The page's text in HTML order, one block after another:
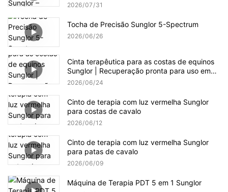
2026 07 31
Tocha de Precisão Sunglor 5-Spectrum
2026 06 26
Cinta terapêutica para as costas de equinos
Sunglor | Recuperação pronta para uso em
campo
2026 06 24
Cinto de terapia com luz vermelha Sunglor
para costas de cavalo
2026 06 12
Cinto de terapia com luz vermelha Sunglor
para patas de cavalo
2026 06 09
Máquina de Terapia PDT 5 em 1 Sunglor